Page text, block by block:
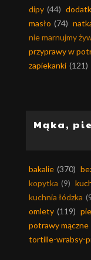
dipy (44)
masło (74)
nie marnujmy
przyprawy w
zapiekanki (121)
Mąka,
bakalie (370)
kopytka (9)
kuchnia łódzka
omlety (119)
potrawy mączne
tortille-wrabsy-